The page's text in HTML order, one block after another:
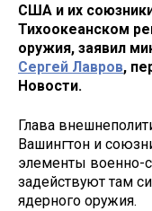
США и их
Тихоокеанском
оружия, заявил
Сергей Лавров,
Новости.
Глава
Вашингтон и
элементы военно-
задействуют там
ядерного оружия.